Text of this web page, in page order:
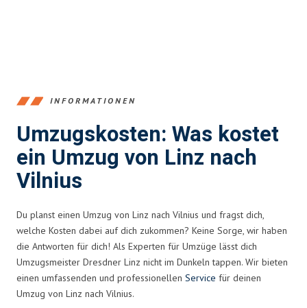
INFORMATIONEN
Umzugskosten: Was kostet
ein Umzug von Linz nach
Vilnius
Du planst einen Umzug von Linz nach Vilnius und fragst dich,
welche Kosten dabei auf dich zukommen? Keine Sorge, wir haben
die Antworten für dich! Als Experten für Umzüge lässt dich
Umzugsmeister Dresdner Linz nicht im Dunkeln tappen. Wir bieten
einen umfassenden und professionellen Service für deinen
Umzug von Linz nach Vilnius.